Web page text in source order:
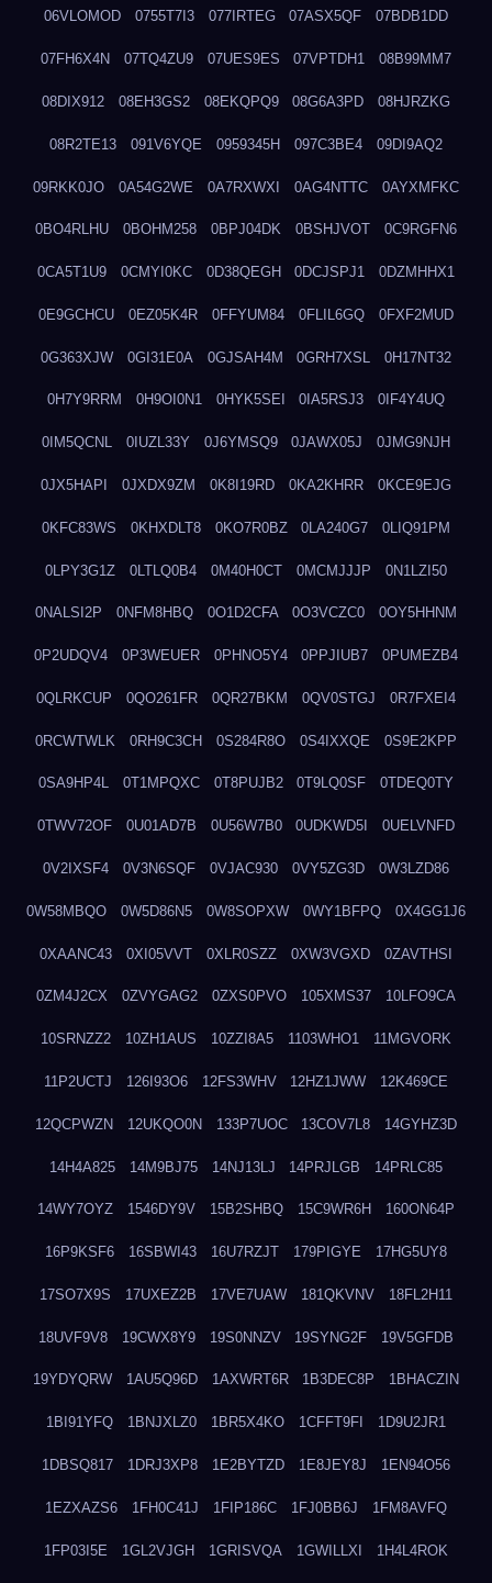
06VLOMOD 0755T7I3 077IRTEG 07ASX5QF 07BDB1DD
07FH6X4N 07TQ4ZU9 07UES9ES 07VPTDH1 08B99MM7
08DIX912 08EH3GS2 08EKQPQ9 08G6A3PD 08HJRZKG
08R2TE13 091V6YQE 0959345H 097C3BE4 09DI9AQ2
09RKK0JO 0A54G2WE 0A7RXWXI 0AG4NTTC 0AYXMFKC
0BO4RLHU 0BOHM258 0BPJ04DK 0BSHJVOT 0C9RGFN6
0CA5T1U9 0CMYI0KC 0D38QEGH 0DCJSPJ1 0DZMHHX1
0E9GCHCU 0EZ05K4R 0FFYUM84 0FLIL6GQ 0FXF2MUD
0G363XJW 0GI31E0A 0GJSAH4M 0GRH7XSL 0H17NT32
0H7Y9RRM 0H9OI0N1 0HYK5SEI 0IA5RSJ3 0IF4Y4UQ
0IM5QCNL 0IUZL33Y 0J6YMSQ9 0JAWX05J 0JMG9NJH
0JX5HAPI 0JXDX9ZM 0K8I19RD 0KA2KHRR 0KCE9EJG
0KFC83WS 0KHXDLT8 0KO7R0BZ 0LA240G7 0LIQ91PM
0LPY3G1Z 0LTLQ0B4 0M40H0CT 0MCMJJJP 0N1LZI50
0NALSI2P 0NFM8HBQ 0O1D2CFA 0O3VCZC0 0OY5HHNM
0P2UDQV4 0P3WEUER 0PHNO5Y4 0PPJIUB7 0PUMEZB4
0QLRKCUP 0QO261FR 0QR27BKM 0QV0STGJ 0R7FXEI4
0RCWTWLK 0RH9C3CH 0S284R8O 0S4IXXQE 0S9E2KPP
0SA9HP4L 0T1MPQXC 0T8PUJB2 0T9LQ0SF 0TDEQ0TY
0TWV72OF 0U01AD7B 0U56W7B0 0UDKWD5I 0UELVNFD
0V2IXSF4 0V3N6SQF 0VJAC930 0VY5ZG3D 0W3LZD86
0W58MBQO 0W5D86N5 0W8SOPXW 0WY1BFPQ 0X4GG1J6
0XAANC43 0XI05VVT 0XLR0SZZ 0XW3VGXD 0ZAVTHSI
0ZM4J2CX 0ZVYGAG2 0ZXS0PVO 105XMS37 10LFO9CA
10SRNZZ2 10ZH1AUS 10ZZI8A5 1103WHO1 11MGVORK
11P2UCTJ 126I93O6 12FS3WHV 12HZ1JWW 12K469CE
12QCPWZN 12UKQO0N 133P7UOC 13COV7L8 14GYHZ3D
14H4A825 14M9BJ75 14NJ13LJ 14PRJLGB 14PRLC85
14WY7OYZ 1546DY9V 15B2SHBQ 15C9WR6H 160ON64P
16P9KSF6 16SBWI43 16U7RZJT 179PIGYE 17HG5UY8
17SO7X9S 17UXEZ2B 17VE7UAW 181QKVNV 18FL2H11
18UVF9V8 19CWX8Y9 19S0NNZV 19SYNG2F 19V5GFDB
19YDYQRW 1AU5Q96D 1AXWRT6R 1B3DEC8P 1BHACZIN
1BI91YFQ 1BNJXLZ0 1BR5X4KO 1CFFT9FI 1D9U2JR1
1DBSQ817 1DRJ3XP8 1E2BYTZD 1E8JEY8J 1EN94O56
1EZXAZS6 1FH0C41J 1FIP186C 1FJ0BB6J 1FM8AVFQ
1FP03I5E 1GL2VJGH 1GRISVQA 1GWILLXI 1H4L4ROK